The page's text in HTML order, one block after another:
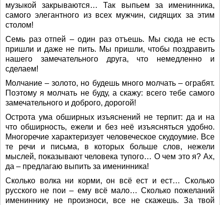
музыкой закрываются… Так выпьем за именинника,
самого элегантного из всех мужчин, сидящих за этим
столом!
Семь раз отпей – один раз отъешь. Мы сюда не есть
пришли и даже не пить. Мы пришли, чтобы поздравить
нашего замечательного друга, что немедленно и
сделаем!
Молчание – золото, но будешь много молчать – ограбят.
Поэтому я молчать не буду, а скажу: всего тебе самого
замечательного и доброго, дорогой!
Острота ума обширных изъяснений не терпит: да и на
что обширность, ежели и без неё изъясняться удобно.
Многоречие характеризует человеческое скудоумие. Все
те речи и письма, в которых больше слов, нежели
мыслей, показывают человека тупого… О чем это я? Ах,
да – предлагаю выпить за именинника!
Сколько волка ни корми, он всё ест и ест… Сколько
русского не пои – ему всё мало… Сколько пожеланий
имениннику не произноси, все не скажешь. За твой